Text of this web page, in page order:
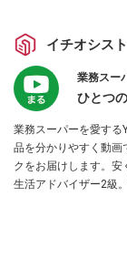
イチオシスト
業務スー
ひとつ
業務スーパーを愛する
品を分かりやすく動画
クをお届けします。
生活アドバイザー2級